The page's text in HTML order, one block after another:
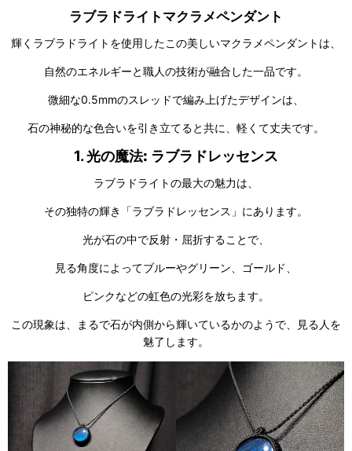
ラブラドライトマクラメペンダント
輝くラブラドライトを使用したこの美しいマクラメペンダントは、
自然のエネルギーと職人の技術が融合した一品です。
微細な0.5mmのスレッドで編み上げたデザインは、
石の神秘的な色合いを引き立てると共に、軽くて丈夫です。
1.光の魔法: ラブラドレッセンス
ラブラドライトの最大の魅力は、
その独特の輝き「ラブラドレッセンス」にあります。
光が石の中で反射・屈折することで、
見る角度によってブルーやグリーン、ゴールド、
ピンクなどの虹色の光彩を放ちます。
この現象は、まるで石が内側から輝いているかのようで、見る人を
魅了します。